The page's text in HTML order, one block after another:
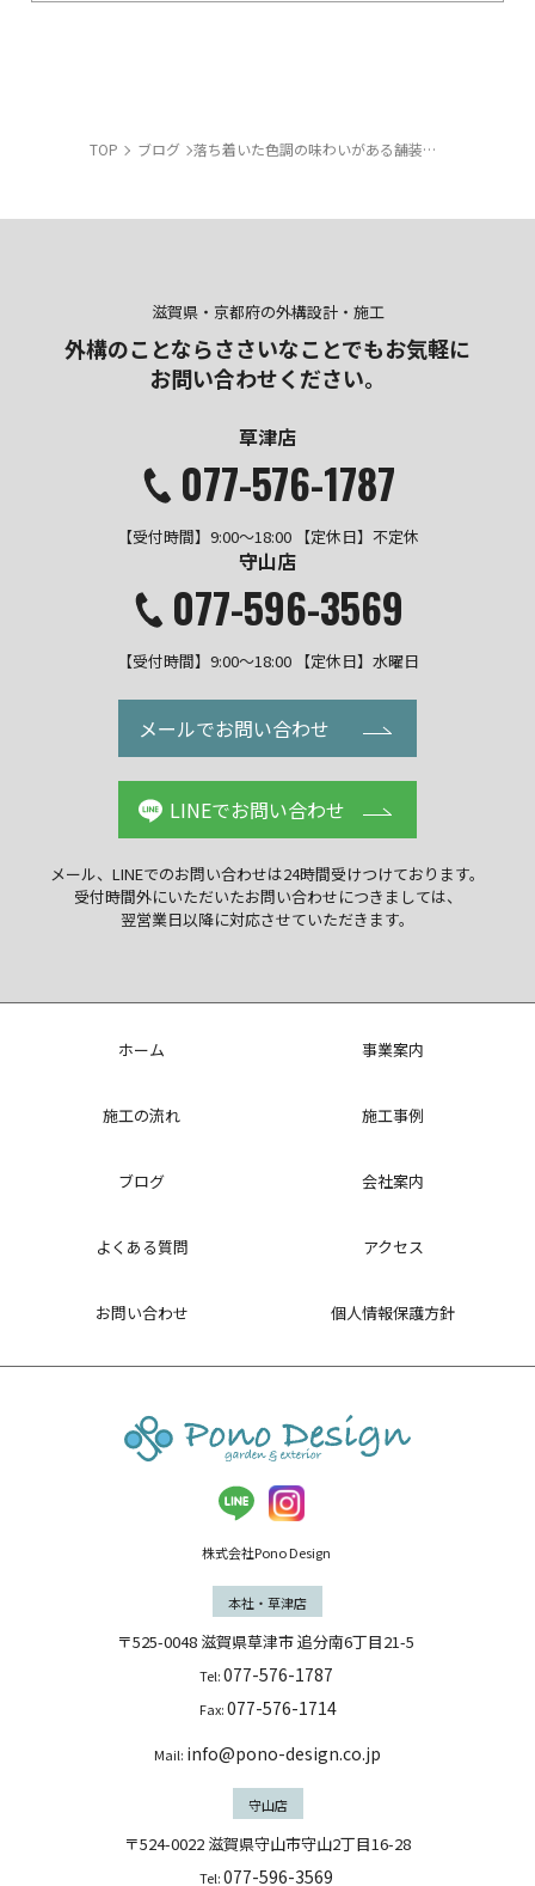
TOP ブログ 落ち着いた色調の味わいがある舗装材～ポルドブリック～
滋賀県・京都府の外構設計・施工
外構のことならささいなことでもお気軽に
お問い合わせください。
草津店
077-576-1787
【受付時間】9:00～18:00 【定休日】不定休
守山店
077-596-3569
【受付時間】9:00～18:00 【定休日】水曜日
メールでお問い合わせ
LINEでお問い合わせ
メール、LINEでのお問い合わせは24時間受けつけております。
受付時間外にいただいたお問い合わせにつきましては、
翌営業日以降に対応させていただきます。
ホーム 事業案内
施工の流れ 施工事例
ブログ 会社案内
よくある質問 アクセス
お問い合わせ 個人情報保護方針
株式会社Pono Design
本社・草津店
〒525-0048 滋賀県草津市追分南6丁目21-5
Tel:077-576-1787
Fax:077-576-1714
Mail: info@pono-design.co.jp
守山店
〒524-0022 滋賀県守山市守山2丁目16-28
Tel:077-596-3569